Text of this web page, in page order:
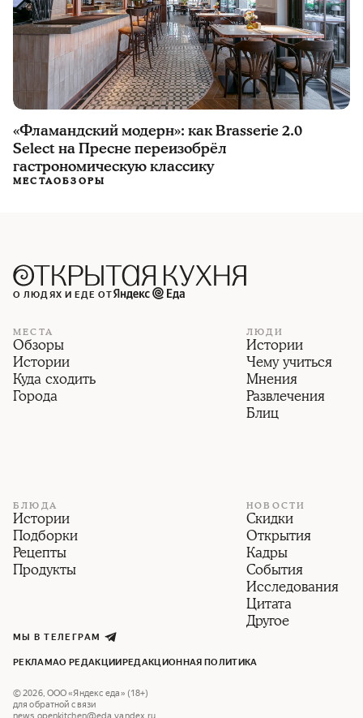
«Фламандский модерн»: как Brasserie 2.0
Select на Пресне переизобрёл
гастрономическую классику
МЕСТАОБЗОРЫ
О ЛЮДЯХ И ЕДЕ ОТ
МЕСТА
Обзоры
Истории
Куда сходить
Города
ЛЮДИ
Истории
Чему учиться
Мнения
Развлечения
Блиц
БЛЮДА
Истории
Подборки
Рецепты
Продукты
НОВОСТИ
Скидки
Открытия
Кадры
События
Исследования
Цитата
Другое
МЫ В ТЕЛЕГРАМ
РЕКЛАМАО РЕДАКЦИИ РЕДАКЦИОННАЯ ПОЛИТИКА
©2026, ООО «Яндекс еда» (18+)
для обратной связи